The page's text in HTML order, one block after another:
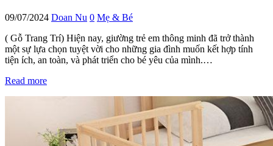
09/07/2024 Doan Nu 0 Mẹ & Bé
( Gỗ Trang Trí) Hiện nay, giường trẻ em thông minh đã trở thành
một sự lựa chọn tuyệt vời cho những gia đình muốn kết hợp tính
tiện ích, an toàn, và phát triển cho bé yêu của mình.…
Read more